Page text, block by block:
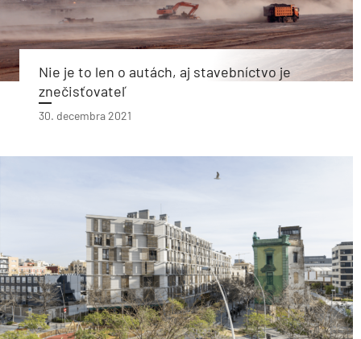
Nie je to len o autách, aj stavebníctvo je
znečisťovateľ
30. decembra 2021